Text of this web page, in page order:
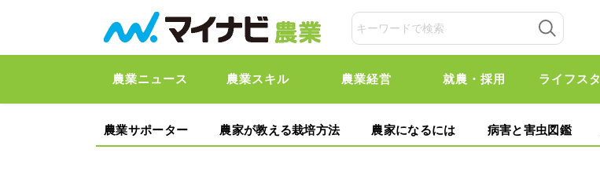
農業ニュース 農業スキル 農業経営 就農・採用 ライフス
農業サポーター 農家が教える栽培方法 農家になるには 病害と害虫図鑑